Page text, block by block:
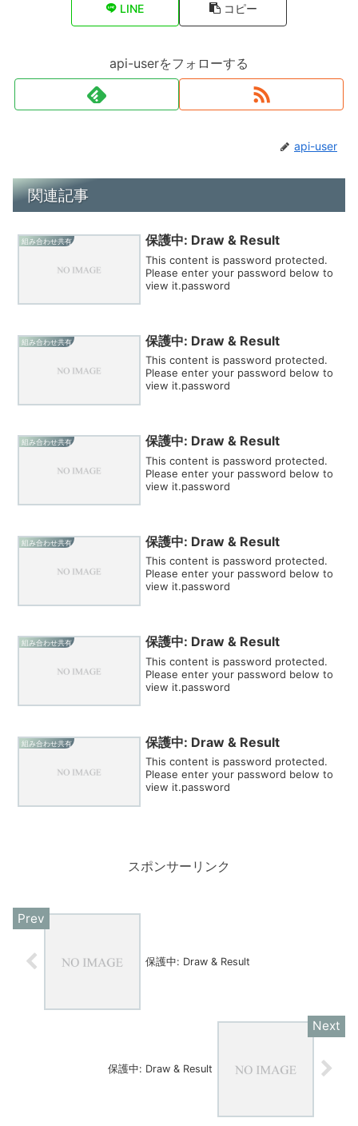
LINE コピー
api-userをフォローする
api-user
関連記事
組み合わせ共有 保護中: Draw & Result
This content is password protected.
Please enter your password below to
view it.password
組み合わせ共有 保護中: Draw & Result
This content is password protected.
Please enter your password below to
view it.password
組み合わせ共有 保護中: Draw & Result
This content is password protected.
Please enter your password below to
view it.password
組み合わせ共有 保護中: Draw & Result
This content is password protected.
Please enter your password below to
view it.password
組み合わせ共有 保護中: Draw & Result
This content is password protected.
Please enter your password below to
view it.password
組み合わせ共有 保護中: Draw & Result
This content is password protected.
Please enter your password below to
view it.password
スポンサーリンク
保護中: Draw & Result
保護中: Draw & Result